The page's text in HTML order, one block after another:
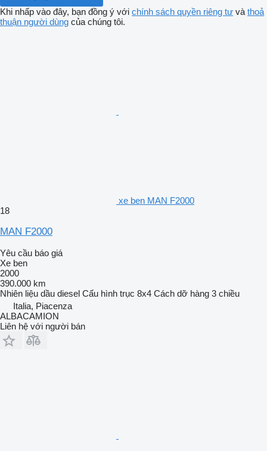
Khi nhấp vào đây, bạn đồng ý với chính sách quyền riêng tư và thoả
thuận người dùng của chúng tôi.
xe ben MAN F2000
18
MAN F2000
Yêu cầu báo giá
Xe ben
2000
390.000 km
Nhiên liệu dầu diesel Cấu hình trục 8x4 Cách dỡ hàng 3 chiều
Italia, Piacenza
ALBACAMION
Liên hệ với người bán